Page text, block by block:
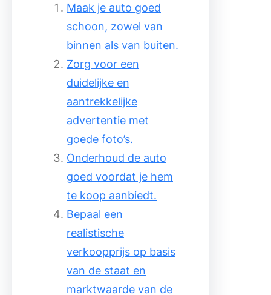
Maak je auto goed
schoon, zowel van
binnen als van buiten.
Zorg voor een
duidelijke en
aantrekkelijke
advertentie met
goede foto’s.
Onderhoud de auto
goed voordat je hem
te koop aanbiedt.
Bepaal een
realistische
verkoopprijs op basis
van de staat en
marktwaarde van de